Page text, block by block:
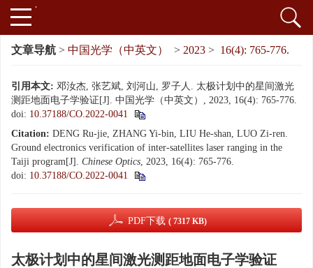
文章导航 > 中国光学（中英文） > 2023 > 16(4): 765-776.
引用本文: 邓汝杰, 张艺斌, 刘河山, 罗子人. 太极计划中的星间激光
测距地面电子学验证[J]. 中国光学（中英文）, 2023, 16(4): 765-776.
doi: 10.37188/CO.2022-0041
Citation: DENG Ru-jie, ZHANG Yi-bin, LIU He-shan, LUO Zi-ren.
Ground electronics verification of inter-satellites laser ranging in the
Taiji program[J]. Chinese Optics, 2023, 16(4): 765-776.
doi: 10.37188/CO.2022-0041
PDF下载 ( 7317 KB)
太极计划中的星间激光测距地面电子学验证